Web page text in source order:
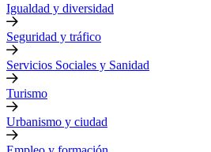
Igualdad y diversidad
Seguridad y tráfico
Servicios Sociales y Sanidad
Turismo
Urbanismo y ciudad